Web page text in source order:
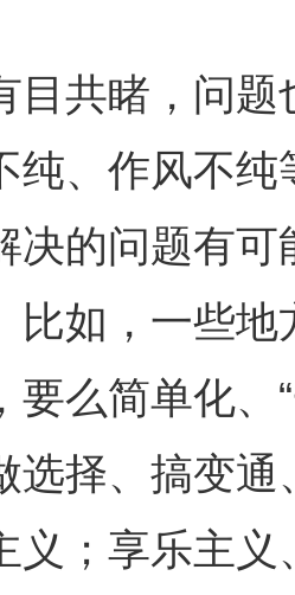
共睹，问题
纯、作风不
决的问题有
比如，一些
要么简单化、
选择、搞变
义；享乐主